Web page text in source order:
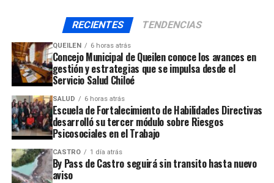
invierno que acaba de comenzar.
ARTÍCULOS RELACIONADOS:
UP NEXT
En isla Aulín se produjo el hallazgo de un cuerpo sin vida
flotando en un río
NO TE PIERDAS
Un transeúnte falleció luego de ser atropellado en la
ruta costera Chacao – Quemchi
RECIENTES TENDENCIAS
QUEILEN 6 horas atrás
Concejo Municipal de Queilen conoce los avances en
gestión y estrategias que se impulsa desde el
Servicio Salud Chiloé
SALUD 6 horas atrás
Escuela de Fortalecimiento de Habilidades Directivas
desarrolló su tercer módulo sobre Riesgos
Psicosociales en el Trabajo
CASTRO 1 día atrás
By Pass de Castro seguirá sin transito hasta nuevo
aviso